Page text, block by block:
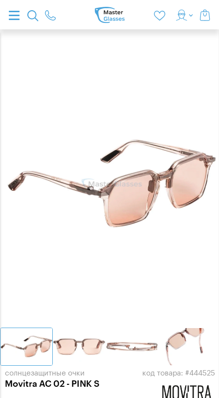
солнцезащитные очки
Movitra AC 02 - PINK S
код товара: #444525